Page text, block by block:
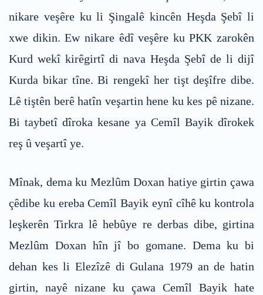
nikare veşêre ku li Şingalê kincên Heşda Şebî li
xwe dikin. Ew nikare êdî veşêre ku PKK zarokên
Kurd wekî kirêgirtî di nava Heşda Şebî de li dijî
Kurda bikar tîne. Bi rengekî her tişt deşîfre dibe.
Lê tiştên berê hatîn veşartin hene ku kes pê nizane.
Bi taybetî dîroka kesane ya Cemîl Bayik dîrokek
reş û veşartî ye.
Mînak, dema ku Mezlûm Doxan hatiye girtin çawa
çêdibe ku ereba Cemîl Bayik eynî cîhê ku kontrola
leşkerên Tirkra lê hebûye re derbas dibe, girtina
Mezlûm Doxan hîn jî bo gomane. Dema ku bi
dehan kes li Elezîzê di Gulana 1979 an de hatin
girtin, nayê nizane ku çawa Cemîl Bayik hate